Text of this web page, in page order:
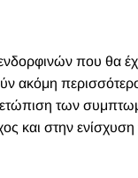
που θα
ακόμη
των
και στην ενίσχυση